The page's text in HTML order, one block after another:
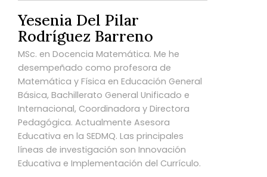
Yesenia Del Pilar
Rodríguez Barreno
MSc. en Docencia Matemática. Me he
desempeñado como profesora de
Matemática y Física en Educación General
Básica, Bachillerato General Unificado e
Internacional, Coordinadora y Directora
Pedagógica. Actualmente Asesora
Educativa en la SEDMQ. Las principales
líneas de investigación son Innovación
Educativa e Implementación del Currículo.